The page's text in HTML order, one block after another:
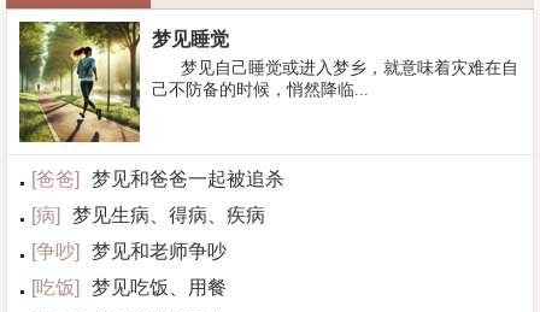
梦见睡觉
梦见自己睡觉或进入梦乡，就意味着灾难在自
己不防备的时候，悄然降临...
[爸爸]
梦见和爸爸一起被追杀
[病]
梦见生病、得病、疾病
[争吵]
梦见和老师争吵
[吃饭]
梦见吃饭、用餐